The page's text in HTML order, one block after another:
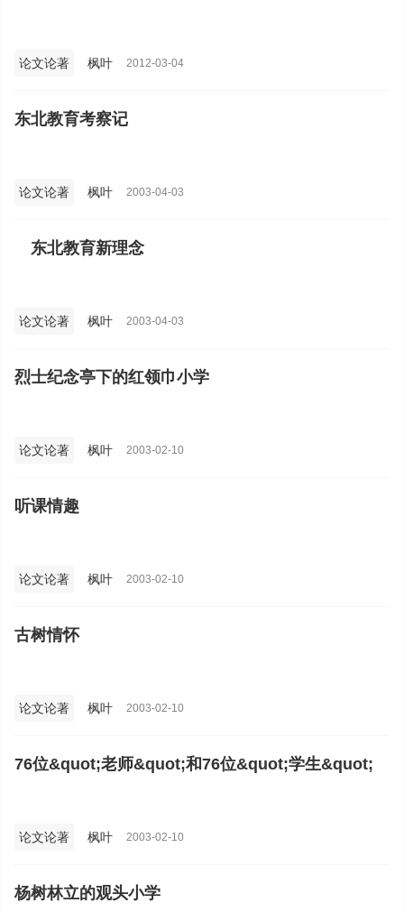
论文论著 枫叶 2012-03-04
东北教育考察记
论文论著 枫叶 2003-04-03
东北教育新理念
论文论著 枫叶 2003-04-03
烈士纪念亭下的红领巾小学
论文论著 枫叶 2003-02-10
听课情趣
论文论著 枫叶 2003-02-10
古树情怀
论文论著 枫叶 2003-02-10
76位&quot;老师&quot;和76位&quot;学生&quot;
论文论著 枫叶 2003-02-10
杨树林立的观头小学